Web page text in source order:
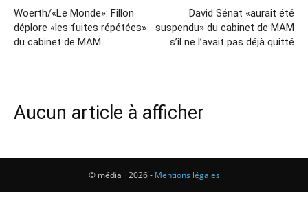
Woerth/«Le Monde»: Fillon
déplore «les fuites répétées»
du cabinet de MAM
David Sénat «aurait été
suspendu» du cabinet de MAM
s’il ne l’avait pas déjà quitté
Aucun article à afficher
© média+ 2026 - Mentions légales